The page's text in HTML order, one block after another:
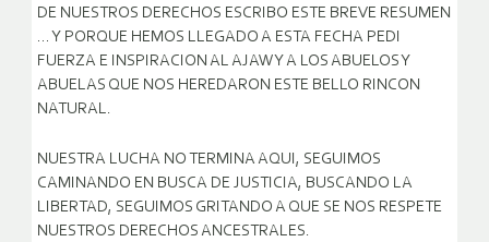
DE NUESTROS DERECHOS ESCRIBO ESTE BREVE RESUMEN
… Y PORQUE HEMOS LLEGADO A ESTA FECHA PEDI
FUERZA E INSPIRACION AL AJAW Y A LOS ABUELOS Y
ABUELAS QUE NOS HEREDARON ESTE BELLO RINCON
NATURAL.
NUESTRA LUCHA NO TERMINA AQUI, SEGUIMOS
CAMINANDO EN BUSCA DE JUSTICIA, BUSCANDO LA
LIBERTAD, SEGUIMOS GRITANDO A QUE SE NOS RESPETE
NUESTROS DERECHOS ANCESTRALES.